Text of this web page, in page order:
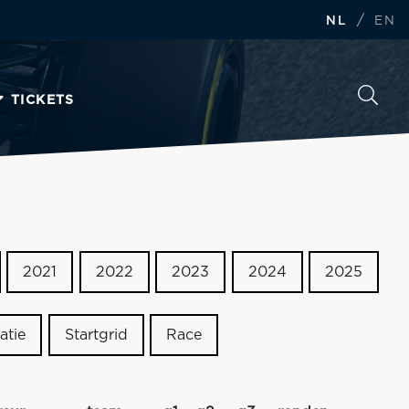
NL / EN
TICKETS
2021 2022 2023 2024 2025
Startgrid Race